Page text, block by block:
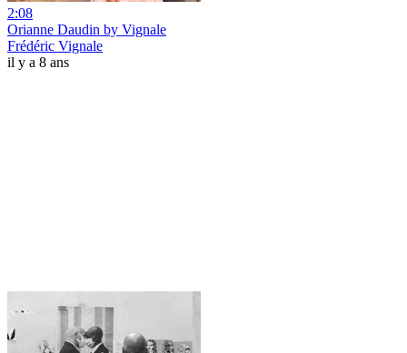
2:08
Orianne Daudin by Vignale
Frédéric Vignale
il y a 8 ans